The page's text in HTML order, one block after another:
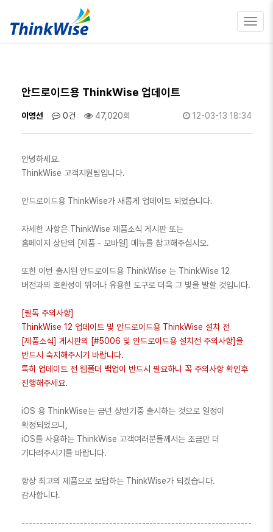
안드로이드용 ThinkWise 업데이트
이영선 0건 47,020회 12-03-13 18:34
안녕하세요.
ThinkWise 고객지원팀입니다.
안드로이드용 ThinkWise가 새롭게 업데이트 되었습니다.
자세한 사항은 ThinkWise 제품소식 게시판 또는
홈페이지 상단의 [제품 - 모바일] 메뉴를 참고해주십시오.
또한 이번 출시된 안드로이드용 ThinkWise 는 ThinkWise 12
버전과의 호환성이 뛰어나 유용한 도구로 더욱 그 빛을 발할 것입니다.
[필독 주의사항]
ThinkWise 12 업데이트 및 안드로이드용 ThinkWise 설치 전
[제품소식] 게시판의 [#5006 및 안드로이드용 설치전 주의사항]을
반드시 숙지해주시기 바랍니다.
특히 업데이트 전 웹폴더 백업이 반드시 필요하니 꼭 주의사항 확인후
진행해주세요.
iOS 용 ThinkWise는 금년 상반기중 출시하는 것으로 일정이
확정되었으니,
iOS를 사용하는 ThinkWise 고객여러분들께서는 조금만 더
기다려주시기를 바랍니다.
항상 최고의 제품으로 보답하는 ThinkWise가 되겠습니다.
감사합니다.
---------------------------------------------------------------